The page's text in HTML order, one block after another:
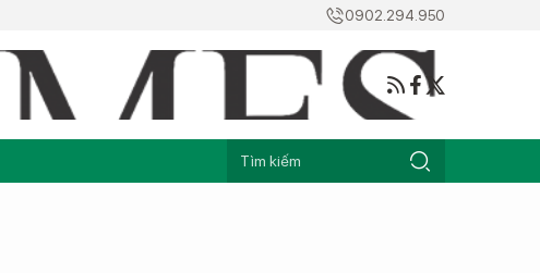
0902.294.950